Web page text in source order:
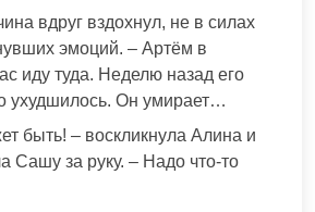
вдруг вздохнул, не в силах
эмоций. – Артём в
иду туда. Неделю назад его
ухудшилось. Он умирает…
быть! – воскликнула Алина и
Сашу за руку. – Надо что-то